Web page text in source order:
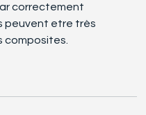
correctement
peuvent etre très
composites.